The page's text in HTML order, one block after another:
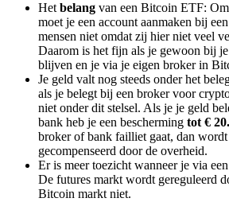
Het belang van een Bitcoin ETF:
moet je een account aanmaken bij
mensen niet omdat zij hier niet veel
Daarom is het fijn als je gewoon bij
blijven en je via je eigen broker in
Je geld valt nog steeds onder het
als je belegt bij een broker voor
niet onder dit stelsel. Als je je geld
bank heb je een bescherming tot €
broker of bank failliet gaat, dan
gecompenseerd door de overheid.
Er is meer toezicht wanneer je via
De futures markt wordt gereguleerd
Bitcoin markt niet.